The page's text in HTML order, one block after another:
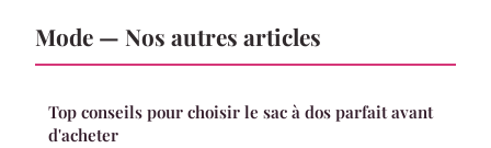
Mode — Nos autres articles
Top conseils pour choisir le sac à dos parfait avant
d'acheter